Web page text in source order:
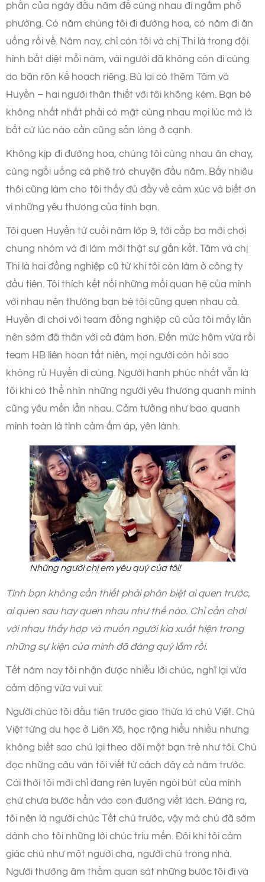
phần của ngày đầu năm để cùng nhau đi ngắm phố
phường. Có năm chúng tôi đi đường hoa, có năm đi ăn
uống rồi về. Năm nay, chỉ còn tôi và chị Thi là trong đội
hình bất diệt mỗi năm, vài người đã không còn đi cùng
do bận rộn kế hoạch riêng. Bù lại có thêm Tâm và
Huyền – hai người thân thiết với tôi không kém. Bạn bè
không nhất nhất phải có mặt cùng nhau mọi lúc mà là
bất cứ lúc nào cần cũng sẵn lòng ở cạnh.
Không kịp đi đường hoa, chúng tôi cùng nhau ăn chay,
cùng ngồi uống cà phê trò chuyện đầu năm. Bấy nhiêu
thôi cũng làm cho tôi thấy đủ đầy về cảm xúc và biết ơn
vì những yêu thương của tình bạn.
Tôi quen Huyền từ cuối năm lớp 9, tới cấp ba mới chơi
chung nhóm và đi làm mới thật sự gắn kết. Tâm và chị
Thi là hai đồng nghiệp cũ từ khi tôi còn làm ở công ty
đầu tiên. Tôi thích kết nối những mối quan hệ của mình
với nhau nên thường bạn bè tôi cũng quen nhau cả.
Huyền đi chơi với team đồng nghiệp cũ của tôi mấy lần
nên sớm đã thân với cả đám hơn. Đến mức hôm vừa rồi
team HB liên hoan tất niên, mọi người còn hỏi sao
không rủ Huyền đi cùng. Người hạnh phúc nhất vẫn là
tôi khi có thể nhìn những người yêu thương quanh mình
cũng yêu mến lẫn nhau. Cảm tưởng như bao quanh
mình toàn là tình cảm ấm áp, yên lành.
Những người chị em yêu quý của tôi!
Tình bạn không cần thiết phải phân biệt ai quen trước,
ai quen sau hay quen nhau như thế nào. Chỉ cần chơi
với nhau thấy hợp và muốn người kia xuất hiện trong
những sự kiện của mình đã đáng quý lắm rồi.
Tết năm nay tôi nhận được nhiều lời chúc, nghĩ lại vừa
cảm động vừa vui vui:
Người chúc tôi đầu tiên trước giao thừa là chú Việt. Chú
Việt từng du học ở Liên Xô, học rộng hiểu nhiều nhưng
không biết sao chú lại theo dõi một bạn trẻ như tôi. Chú
đọc những câu văn tôi viết từ cách đây cả năm trước.
Cái thời tôi mới chỉ đang rèn luyện ngòi bút của mình
chứ chưa bước hẳn vào con đường viết lách. Đáng ra,
tôi nên là người chúc Tết chú trước, vậy mà chú đã sớm
dành cho tôi những lời chúc trìu mến. Đôi khi tôi cảm
giác chú như một người cha, người chú trong nhà.
Người thường âm thầm quan sát những bước tôi đi và